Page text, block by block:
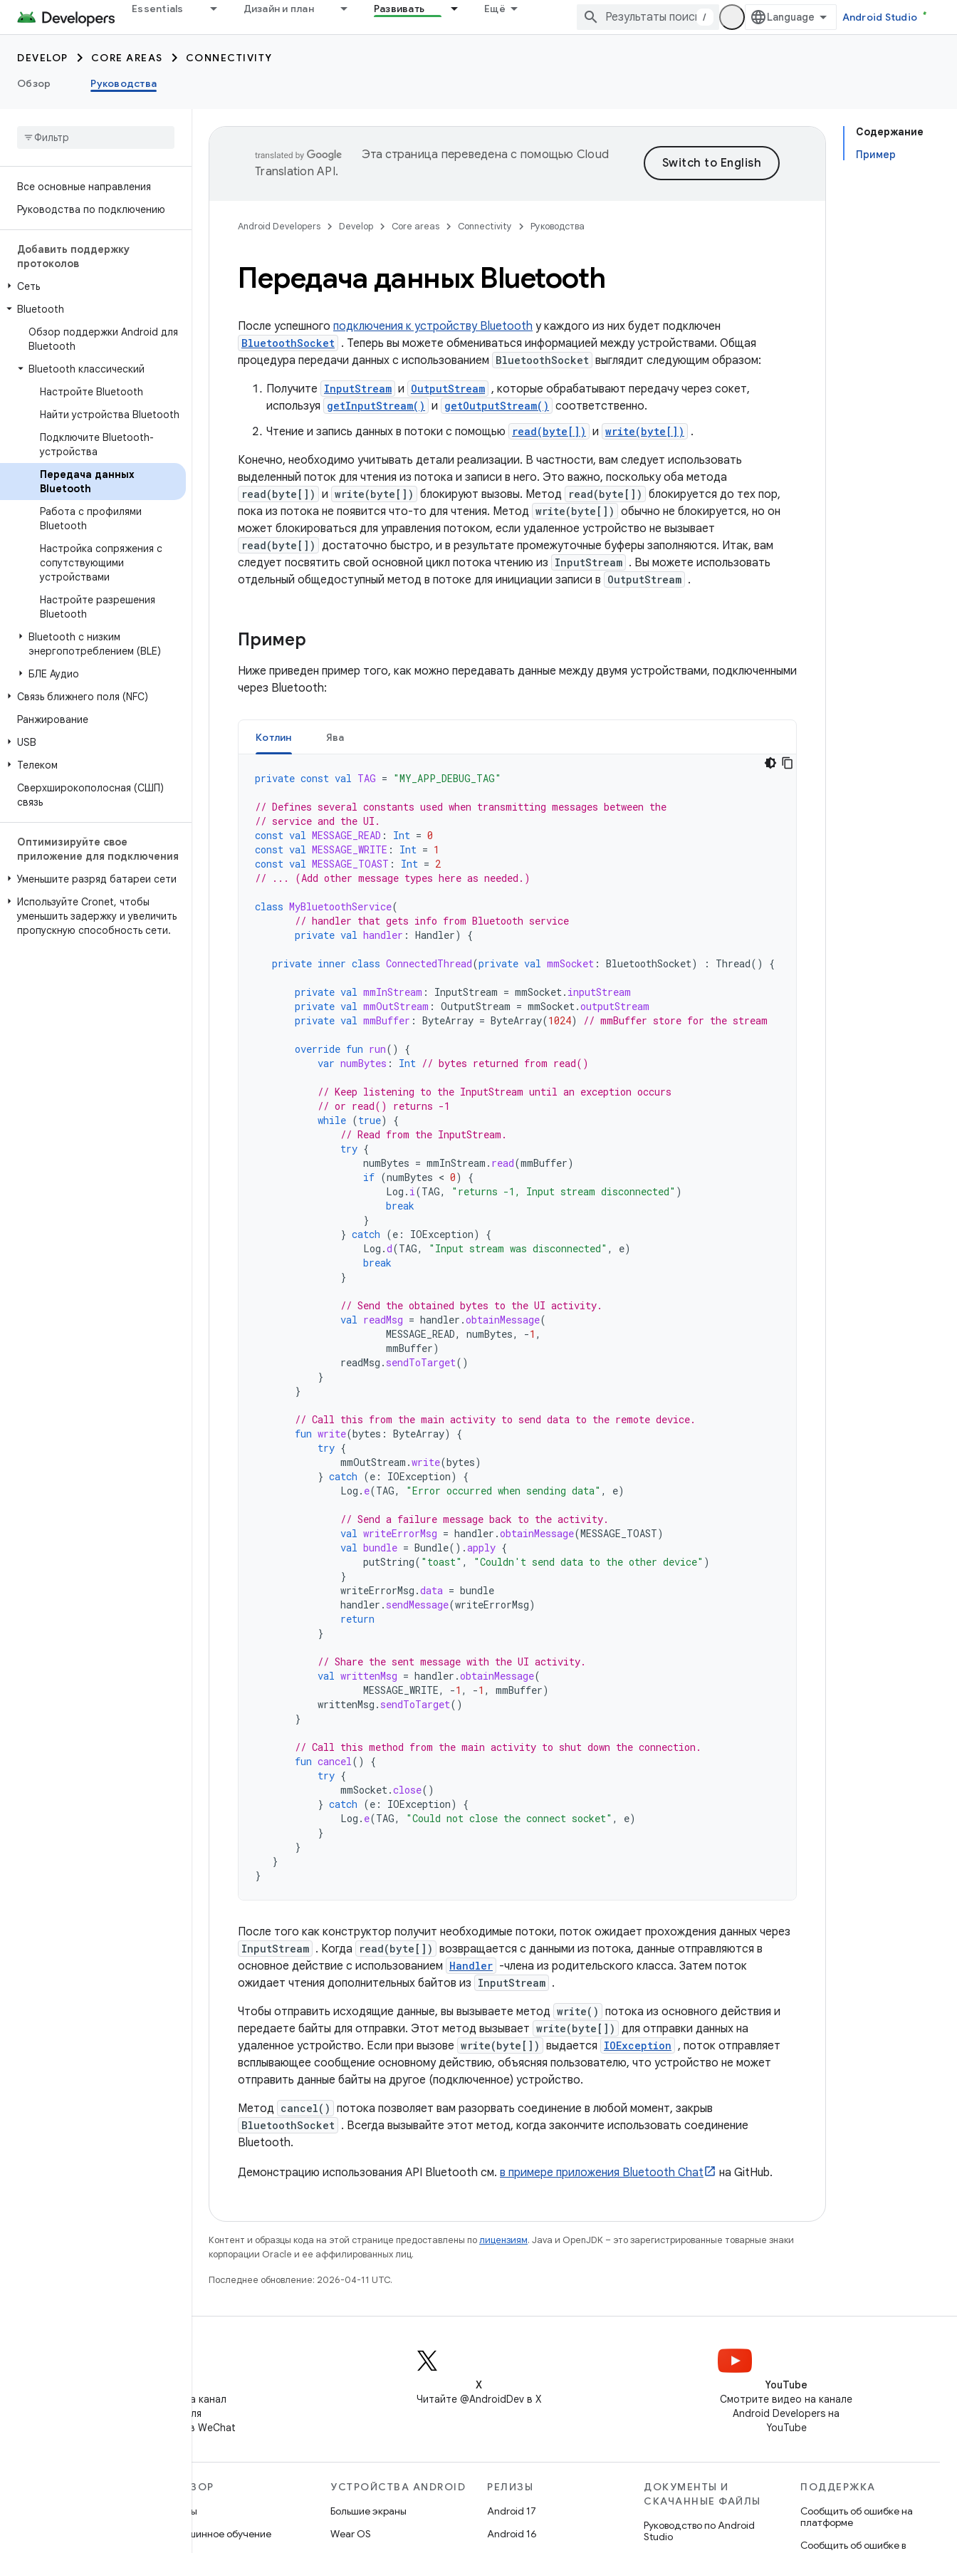
Essentials Дизайн и план Развивать Ещё
/ Android Studio
DEVELOP CORE AREAS
CONNECTIVITY
Обзор
Руководства
Все основные направления
Руководства по подключению
Добавить поддержку
протоколов
Сеть
Bluetooth
Обзор поддержки Android для
Bluetooth
Bluetooth классический
Настройте Bluetooth
Найти устройства Bluetooth
Подключите Bluetooth-
устройства
Передача данных
Bluetooth
Работа с профилями
Bluetooth
Настройка сопряжения с
сопутствующими
устройствами
Настройте разрешения
Bluetooth
Bluetooth с низким
энергопотреблением (BLE)
БЛЕ Аудио
Связь ближнего поля (NFC)
Ранжирование
USB
Телеком
Сверхширокополосная (СШП)
связь
Оптимизируйте свое
приложение для подключения
Уменьшите разряд батареи сети
Используйте Cronet, чтобы
уменьшить задержку и увеличить
пропускную способность сети.
Содержание
Пример
Эта страница переведена с помощью Cloud
Translation API.
Android Developers Develop Core areas Connectivity Руководства
Передача данных Bluetooth
После успешного подключения к устройству Bluetooth у каждого из них будет подключен
BluetoothSocket . Теперь вы можете обмениваться информацией между устройствами. Общая
процедура передачи данных с использованием BluetoothSocket выглядит следующим образом:
Получите InputStream и OutputStream , которые обрабатывают передачу через сокет,
используя getInputStream() и getOutputStream() соответственно.
Чтение и запись данных в потоки с помощью
read(byte[]) и write(byte[])
.
Конечно, необходимо учитывать детали реализации. В частности, вам следует использовать
выделенный поток для чтения из потока и записи в него. Это важно, поскольку оба метода
read(byte[]) и write(byte[]) блокируют вызовы. Метод read(byte[]) блокируется до тех пор,
пока из потока не появится что-то для чтения. Метод write(byte[]) обычно не блокируется, но он
может блокироваться для управления потоком, если удаленное устройство не вызывает
read(byte[]) достаточно быстро, и в результате промежуточные буферы заполняются. Итак, вам
следует посвятить свой основной цикл потока чтению из InputStream . Вы можете использовать
отдельный общедоступный метод в потоке для инициации записи в OutputStream .
Пример
Ниже приведен пример того, как можно передавать данные между двумя устройствами, подключенными
через Bluetooth:
Котлин Ява
private const val TAG = "MY_APP_DEBUG_TAG"
// Defines several constants used when transmitting messages between the
// service and the UI.
const val MESSAGE_READ : Int = 0
const val MESSAGE_WRITE : Int = 1
const val MESSAGE_TOAST : Int = 2
// ... (Add other message types here as needed.)
class MyBluetoothService(
// handler that gets info from Bluetooth service
private val handler : Handler) {
private inner class ConnectedThread(private val mmSocket : BluetoothSocket) : Thread() {
private val mmInStream : InputStream = mmSocket. inputStream
private val mmOutStream : OutputStream = mmSocket.outputStream
private val mmBuffer : ByteArray = ByteArray(1024) // mmBuffer store for the stream
override fun run()
{
var numBytes : Int // bytes returned from read()
// Keep listening to the InputStream until an exception occurs
// or read() returns -1
while (true)
{
// Read from the InputStream.
try {
numBytes = mmInStream . read(mmBuffer)
if (numBytes < 0)
{
Log . i(TAG, "returns -1, Input stream disconnected" )
break
}
} catch (e : IOException)
{
Log .d(TAG, "Input stream was disconnected" , e)
break
}
// Send the obtained bytes to the UI activity.
val readMsg = handler .obtainMessage(
MESSAGE_READ, numBytes, -1 ,
mmBuffer)
readMsg . sendToTarget()
}
}
// Call this from the main activity to send data to the remote device.
fun write(bytes : ByteArray)
{
try {
mmOutStream .write(bytes)
} catch (e : IOException)
{
Log . e(TAG, "Error occurred when sending data" , e)
// Send a failure message back to the activity.
val writeErrorMsg = handler .obtainMessage(MESSAGE_TOAST)
val bundle = Bundle().apply {
putString( "toast" , "Couldn't send data to the other device" )
}
writeErrorMsg .data = bundle
handler . sendMessage(writeErrorMsg)
return
}
// Share the sent message with the UI activity.
val writtenMsg = handler .obtainMessage(
MESSAGE_WRITE, -1 , -1 , mmBuffer)
writtenMsg . sendToTarget()
}
// Call this method from the main activity to shut down the connection.
fun cancel()
{
try {
mmSocket.close()
} catch (e : IOException)
{
Log . e(TAG, "Could not close the connect socket" , e)
}
}
}
}
После того как конструктор получит необходимые потоки, поток ожидает прохождения данных через
InputStream . Когда read(byte[]) возвращается с данными из потока, данные отправляются в
основное действие с использованием Handler -члена из родительского класса. Затем поток
ожидает чтения дополнительных байтов из InputStream .
Чтобы отправить исходящие данные, вы вызываете метод write() потока из основного действия и
передаете байты для отправки. Этот метод вызывает write(byte[]) для отправки данных на
удаленное устройство. Если при вызове write(byte[]) выдается IOException , поток отправляет
всплывающее сообщение основному действию, объясняя пользователю, что устройство не может
отправить данные байты на другое (подключенное) устройство.
Метод cancel() потока позволяет вам разорвать соединение в любой момент, закрыв
BluetoothSocket . Всегда вызывайте этот метод, когда закончите использовать соединение
Bluetooth.
Демонстрацию использования API Bluetooth см. в примере приложения Bluetooth Chat на GitHub.
Контент и образцы кода на этой странице предоставлены полицензиям. Java и OpenJDK – это зарегистрированные товарные знаки
корпорации Oracle и ее аффилированных лиц.
Последнее обновление: 2026-04-11 UTC.
Подпишитесь на канал
"Android для
разработчиков" в WeChat
X
Читайте @AndroidDev в X
YouTube
Смотрите видео на канале
Android Developers на
YouTube
ОБЗОР
Игры
Машинное обучение
УСТРОЙСТВА ANDROID
Большие экраны
Wear OS
РЕЛИЗЫ
Android 17
Android 16
ДОКУМЕНТЫ И
СКАЧАННЫЕ ФАЙЛЫ
Руководство по Android
Studio
ПОДДЕРЖКА
Сообщить об ошибке на
платформе
Сообщить об ошибке в